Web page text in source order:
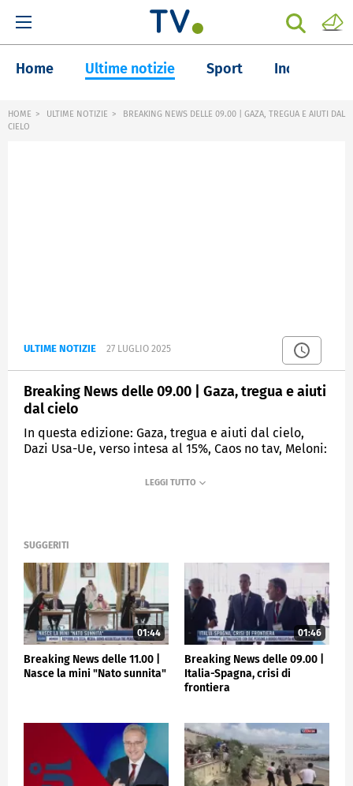
Home Ultime notizie Sport Inchieste
HOME ULTIME NOTIZIE
BREAKING NEWS DELLE 09.00 | GAZA, TREGUA E AIUTI DAL
CIELO
ULTIME NOTIZIE 27 LUGLIO 2025
Breaking News delle 09.00 | Gaza, tregua e aiuti
dal cielo
In questa edizione: Gaza, tregua e aiuti dal cielo,
Dazi Usa-Ue, verso intesa al 15%, Caos no tav, Meloni:
89enne uccide la moglie disabile, Mondiali di
SUGGERITI
01:44
Breaking News delle 11.00 |
Nasce la mini "Nato sunnita"
01:46
Breaking News delle 09.00 |
Italia-Spagna, crisi di
frontiera